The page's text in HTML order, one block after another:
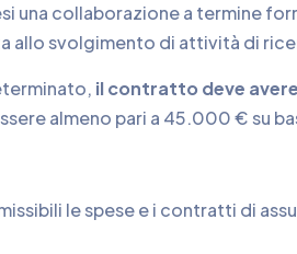
una collaborazione a termine
allo svolgimento di attività di
il contratto deve
almeno pari a 45.000 € su
le spese e i contratti di